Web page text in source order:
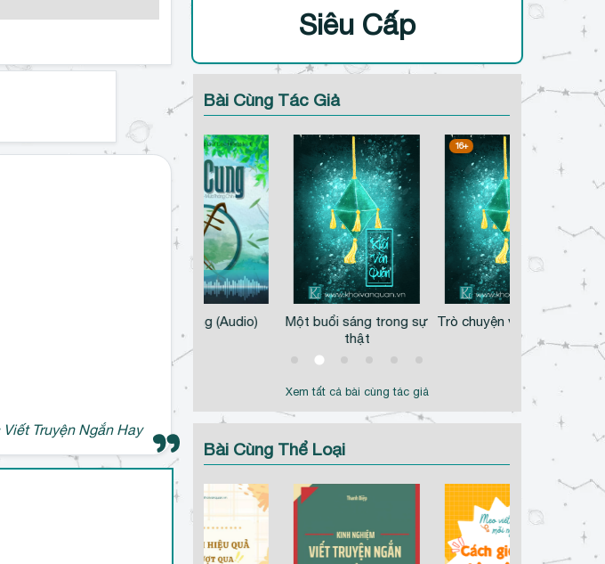
Truyện Ngắn Hay
Siêu Cấp
Bài Cùng Tác Giả
Ngũ Cung (Audio)
Một buổi sáng trong sự
thật
16+
Trò chuyện với Đào Dìu
Xem tất cả bài cùng tác giả
Bài Cùng Thể Loại